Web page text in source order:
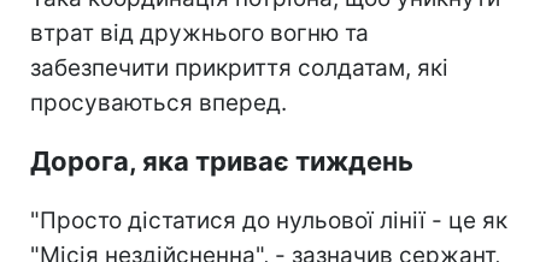
втрат від дружнього вогню та
забезпечити прикриття солдатам, які
просуваються вперед.
Дорога, яка триває тиждень
"Просто дістатися до нульової лінії - це як
"Місія нездійсненна", - зазначив сержант,